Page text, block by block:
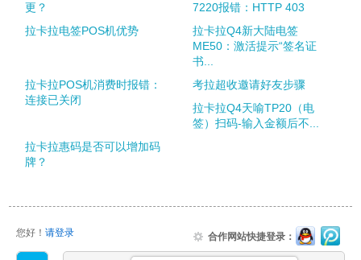
更？
7220报错：HTTP 403
拉卡拉电签POS机优势
拉卡拉Q4新大陆电签
ME50：激活提示“签名证
书...
拉卡拉POS机消费时报错：
连接已关闭
考拉超收邀请好友步骤
拉卡拉Q4天喻TP20（电
签）扫码-输入金额后不...
拉卡拉惠码是否可以增加码
牌？
您好！ 请登录 合作网站快捷登录：